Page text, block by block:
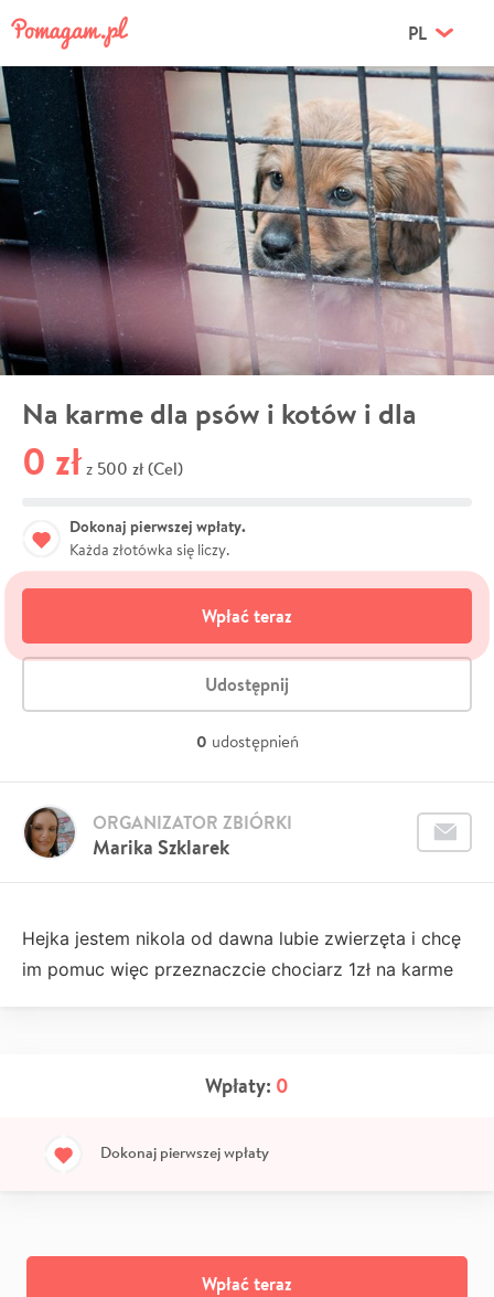
PL
Na karme dla psów i kotów i dla
0 zł z 500 zł (Cel)
Dokonaj pierwszej wpłaty.
Każda złotówka się liczy.
Wpłać teraz
Udostępnij
0 udostępnień
Marika Szklarek
ORGANIZATOR ZBIÓRKI
Hejka jestem nikola od dawna lubie zwierzęta i chcę
im pomuc więc przeznaczcie chociarz 1zł na karme
Wpłaty: 0
Dokonaj pierwszej wpłaty
Wpłać teraz